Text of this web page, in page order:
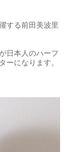
する前田美波里
日本人のハーフ
ーになります。